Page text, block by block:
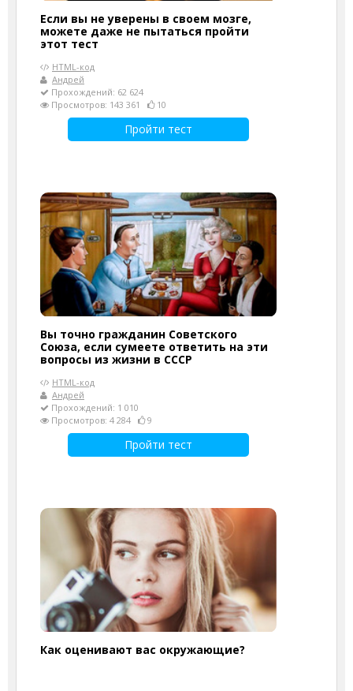
Если вы не уверены в своем мозге,
можете даже не пытаться пройти
этот тест
HTML-код
Андрей
Прохождений: 62 624
Просмотров: 143 361
10
Пройти тест
Вы точно гражданин Советского
Союза, если сумеете ответить на эти
вопросы из жизни в СССР
HTML-код
Андрей
Прохождений: 1 010
Просмотров: 4 284
9
Пройти тест
Как оценивают вас окружающие?